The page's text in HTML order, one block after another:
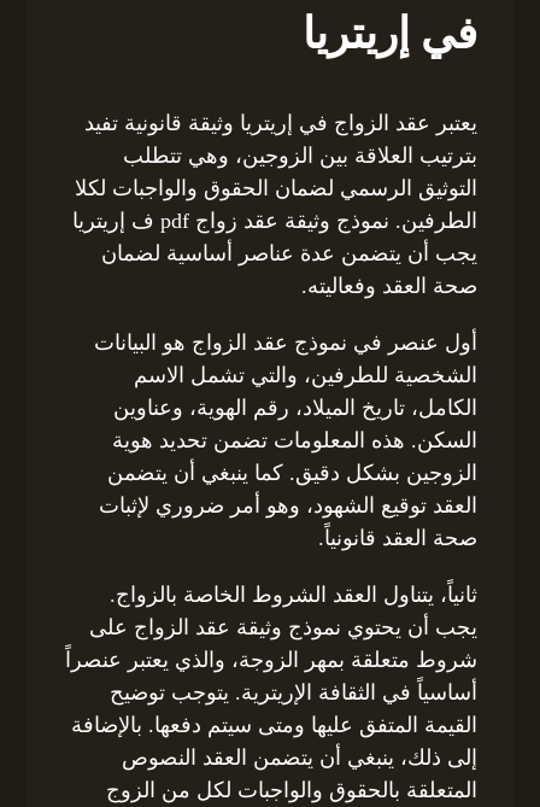
في إريتريا
يعتبر عقد الزواج في إريتريا وثيقة قانونية تفيد
بترتيب العلاقة بين الزوجين، وهي تتطلب
التوثيق الرسمي لضمان الحقوق والواجبات لكلا
الطرفين. نموذج وثيقة عقد زواج pdf ف إريتريا
يجب أن يتضمن عدة عناصر أساسية لضمان
صحة العقد وفعاليته.
أول عنصر في نموذج عقد الزواج هو البيانات
الشخصية للطرفين، والتي تشمل الاسم
الكامل، تاريخ الميلاد، رقم الهوية، وعناوين
السكن. هذه المعلومات تضمن تحديد هوية
الزوجين بشكل دقيق. كما ينبغي أن يتضمن
العقد توقيع الشهود، وهو أمر ضروري لإثبات
صحة العقد قانونياً.
ثانياً، يتناول العقد الشروط الخاصة بالزواج.
يجب أن يحتوي نموذج وثيقة عقد الزواج على
شروط متعلقة بمهر الزوجة، والذي يعتبر عنصراً
أساسياً في الثقافة الإريترية. يتوجب توضيح
القيمة المتفق عليها ومتى سيتم دفعها. بالإضافة
إلى ذلك، ينبغي أن يتضمن العقد النصوص
المتعلقة بالحقوق والواجبات لكل من الزوج